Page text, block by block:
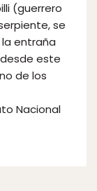
(guerrero
se
entraña
este
de los
Nacional